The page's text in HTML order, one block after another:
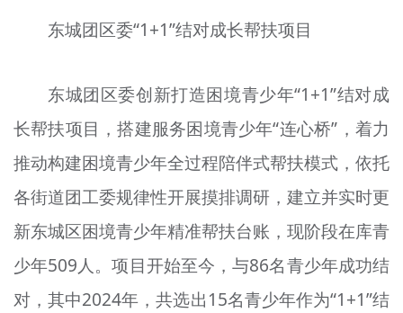
东城团区委“1+1”结对成长帮扶项目
东城团区委创新打造困境青少年“1+1”结对成
长帮扶项目，搭建服务困境青少年“连心桥”，着力
推动构建困境青少年全过程陪伴式帮扶模式，依托
各街道团工委规律性开展摸排调研，建立并实时更
新东城区困境青少年精准帮扶台账，现阶段在库青
少年509人。项目开始至今，与86名青少年成功结
对，其中2024年，共选出15名青少年作为“1+1”结